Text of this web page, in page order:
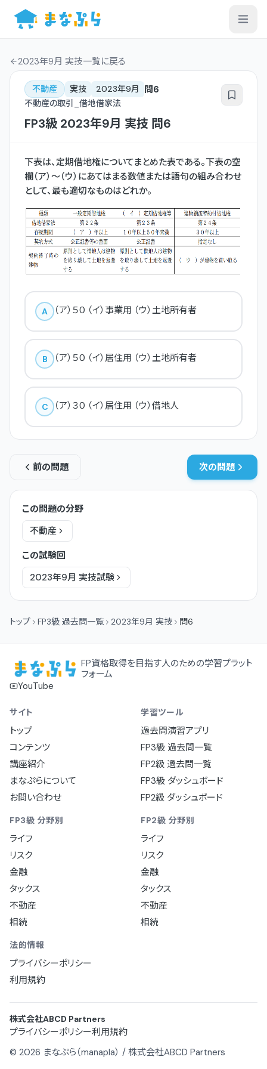
2023年9月 実技一覧に戻る
不動産 実技 2023年9月 問6
不動産の取引_借地借家法
FP3級 2023年9月 実技 問6
下表は、定期借地権についてまとめた表である。下表の空
欄（ア）〜（ウ）にあてはまる数値または語句の組み合わせ
として、最も適切なものはどれか。
A （ア）５０ （イ）事業用 （ウ）土地所有者
B （ア）５０ （イ）居住用 （ウ）土地所有者
C （ア）３０ （イ）居住用 （ウ）借地人
前の問題 次の問題
この問題の分野
不動産
この試験回
2023年9月 実技試験
トップ FP3級 過去問一覧 2023年9月 実技 問6
FP資格取得を目指す人のための学習プラット
フォーム
YouTube
サイト
トップ
コンテンツ
講座紹介
まなぷらについて
お問い合わせ
学習ツール
過去問演習アプリ
FP3級 過去問一覧
FP2級 過去問一覧
FP3級 ダッシュボード
FP2級 ダッシュボード
FP3級 分野別
ライフ
リスク
金融
タックス
不動産
相続
FP2級 分野別
ライフ
リスク
金融
タックス
不動産
相続
法的情報
プライバシーポリシー
利用規約
株式会社ABCD Partners
プライバシーポリシー利用規約
© 2026 まなぷら（manapla） / 株式会社ABCD Partners